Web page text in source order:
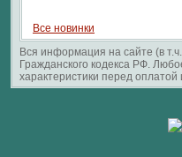
Все новинки
Вся информация на сайте (в
Гражданского кодекса РФ.
характеристики перед